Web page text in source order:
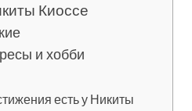
Киоссе
и хобби
есть у Никиты